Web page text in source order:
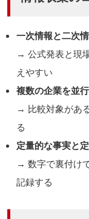
一次情報と二次
→ 公式発表と現
えやすい
複数の企業を並
→ 比較対象があ
る
定量的な事実と
→ 数字で裏付け
記録する